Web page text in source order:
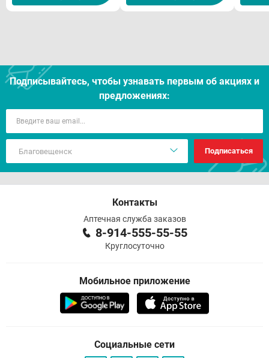
Условия хранения
Подписывайтесь, чтобы узнавать первым об акцияx и
предложениях:
Подписаться
Контакты
Аптечная служба заказов
8-914-555-55-55
Круглосуточно
Мобильное приложение
Социальные сети